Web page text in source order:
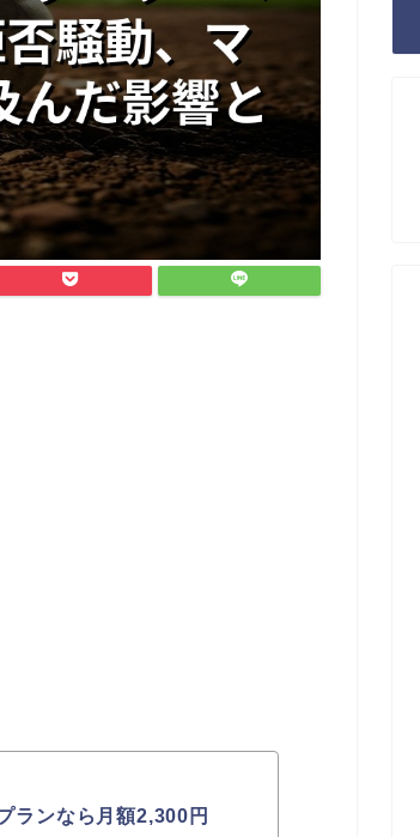
ランなら月額2,300円